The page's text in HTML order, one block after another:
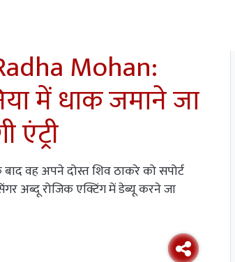
Mohan:
में धाक जमाने जा
वह अपने दोस्त शिव ठाकरे को सपोर्ट
अब्दू रोजिक एक्टिंग में डेब्यू करने जा